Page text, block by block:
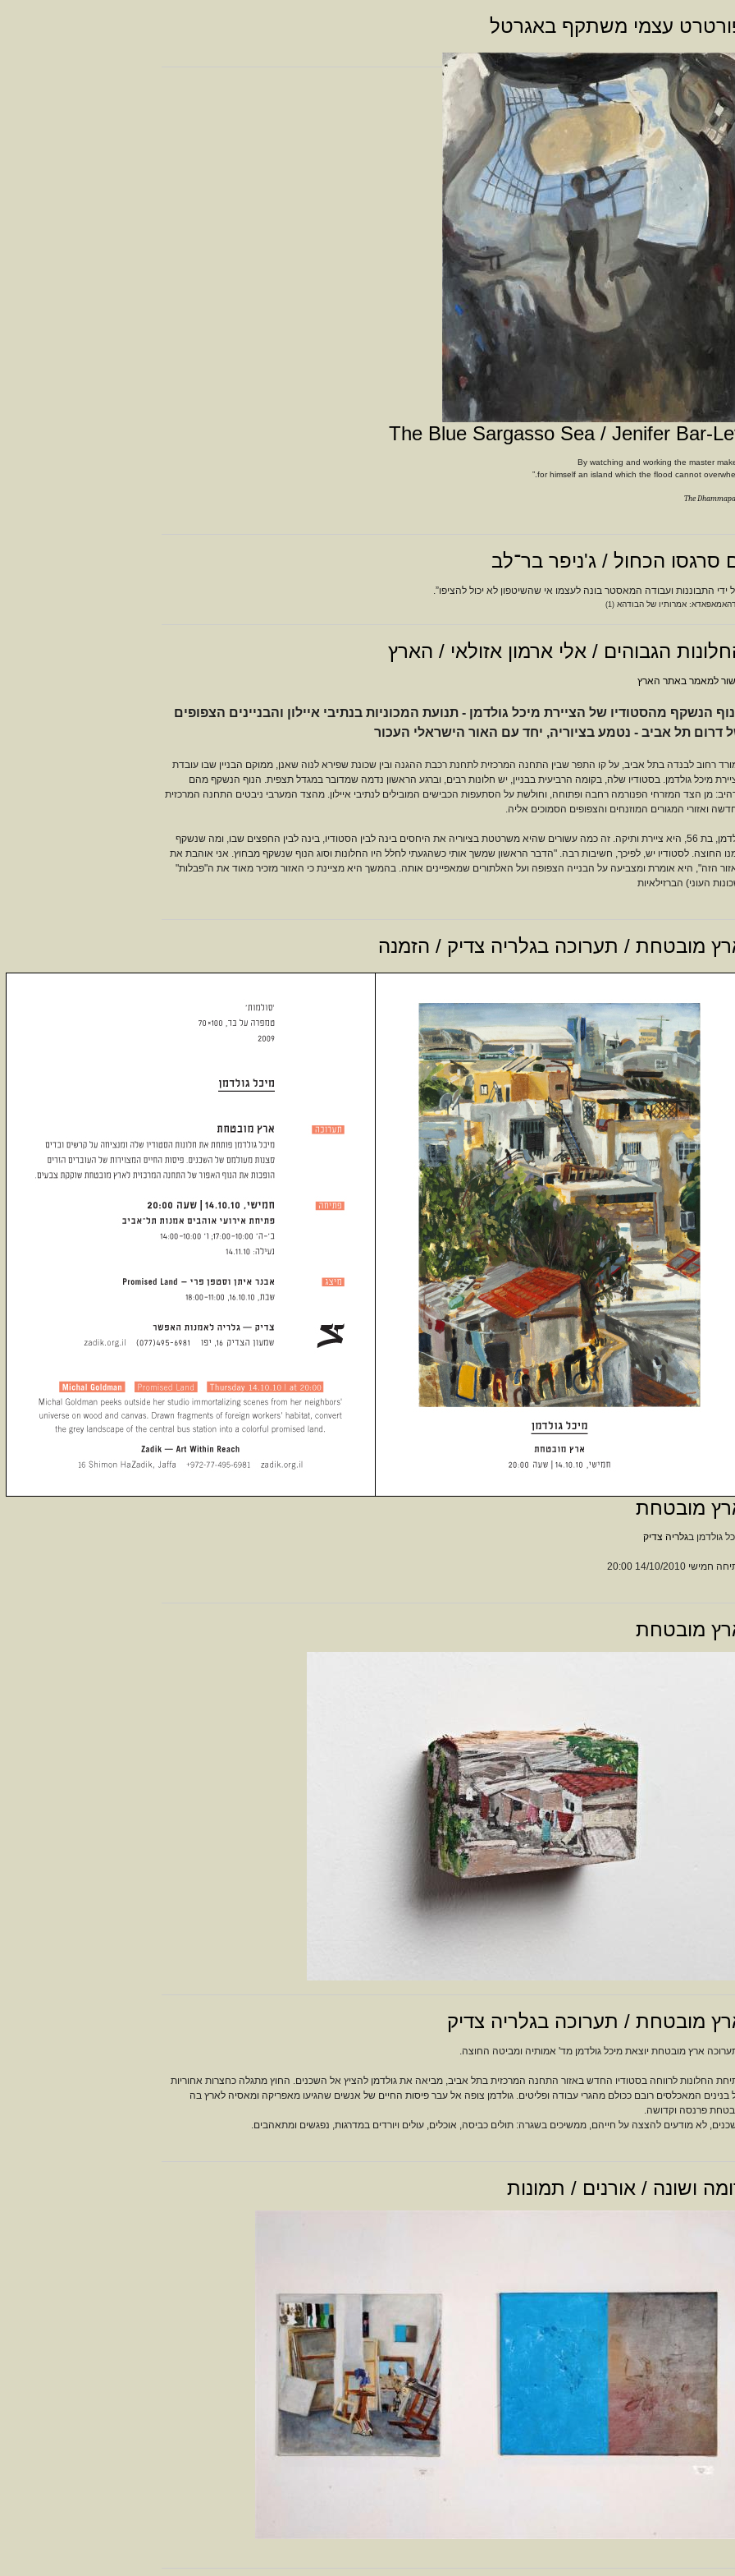
עצמי משתקף באגרטל
The Blue Sargasso Sea / Jenifer Bar-
for himself an island which the flood cannot
The
סרגסו הכחול / ג'ניפר בר־לב
ידי התבוננות ועבודה המאסטר בונה לעצמו אי שהשיטפון לא יכול להציפו”.
אמרותיו של הבודהא (
1)
הגבוהים / אלי ארמון אזולאי / הארץ
למאמר באתר הארץ
הנשקף מהסטודיו של הציירת מיכל גולדמן - תנועת המכוניות בנתיבי איילון והבניינים הצפופים
דרום תל אביב - נטמע בציוריה, יחד עם האור הישראלי העכור
רחוב לבנדה בתל אביב, על קו התפר שבין התחנה המרכזית לתחנת רכבת ההגנה ובין שכונת שפירא לנוה שאנן, ממוקם הבניין שבו עובדת
מיכל גולדמן. בסטודיו שלה, בקומה הרביעית בבניין, יש חלונות רבים, וברגע הראשון נדמה שמדובר במגדל תצפית. הנוף הנשקף מהם
מן הצד המזרחי הפנורמה רחבה ופתוחה, וחולשת על הסתעפות הכבישים המובילים לנתיבי איילון. מהצד המערבי ניבטים התחנה המרכזית
ואזורי המגורים המוזנחים והצפופים הסמוכים אליה.
גולדמן, בת 56, היא ציירת ותיקה. זה כמה עשורים שהיא משרטטת בציוריה את היחסים בינה לבין הסטודיו, בינה לבין החפצים שבו, ומה שנשקף
החוצה. לסטודיו יש, לפיכך, חשיבות רבה. "הדבר הראשון שמשך אותי כשהגעתי לחלל היו החלונות וסוג הנוף שנשקף מבחוץ. אני אוהבת את
הזה", היא אומרת ומצביעה על הבנייה הצפופה ועל האלתורים שמאפיינים אותה. בהמשך היא מציינת כי האזור מזכיר מאוד את ה"פבלות"
העוני) הברזילאיות
מובטחת / תערוכה בגלריה צדיק / הזמנה
מובטחת
גולדמן בגלריה צדיק
חמישי 14/10/2010 20:00
מובטחת
מובטחת / תערוכה בגלריה צדיק
ארץ מובטחת יוצאת מיכל גולדמן מד' אמותיה ומביטה החוצה.
החלונות לרווחה בסטודיו החדש באזור התחנה המרכזית בתל אביב, מביאה את גולדמן להציץ אל השכנים. החוץ מתגלה כחצרות אחוריות
בנינים המאכלסים רובם ככולם מהגרי עבודה ופליטים. גולדמן צופה אל עבר פיסות החיים של אנשים שהגיעו מאפריקה ומאסיה לארץ בה
פרנסה וקדושה.
לא מודעים להצצה על חייהם, ממשיכים בשגרה: תולים כביסה, אוכלים, עולים ויורדים במדרגות, נפגשים ומתאהבים.
ושונה / אורנים / תמונות